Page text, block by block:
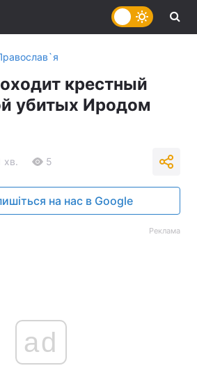
крестный
убитых Иродом
хв. 5
на нас в Google
Реклама
ad